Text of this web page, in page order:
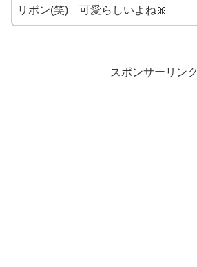
リボン(笑) 可愛らしいよね🎀
スポンサーリンク